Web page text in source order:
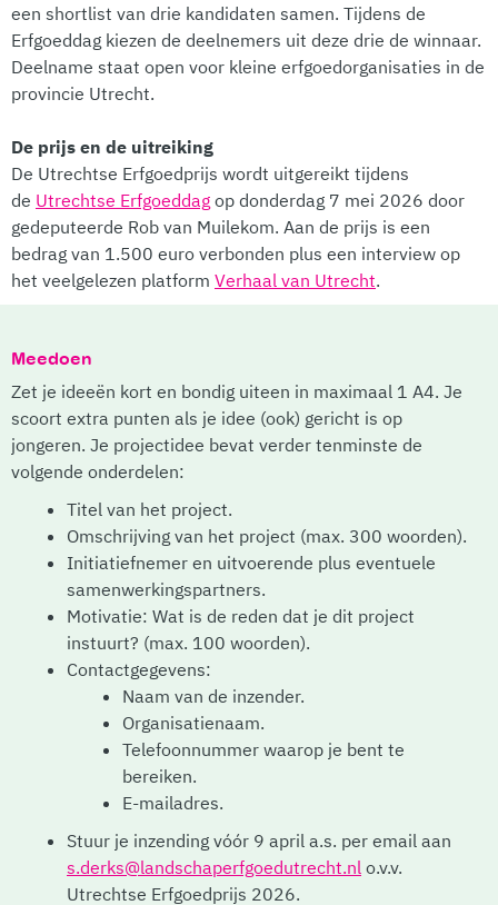
een shortlist van drie kandidaten samen. Tijdens de
Erfgoeddag kiezen de deelnemers uit deze drie de winnaar.
Deelname staat open voor kleine erfgoedorganisaties in de
provincie Utrecht.
De prijs en de uitreiking
De Utrechtse Erfgoedprijs wordt uitgereikt tijdens
de Utrechtse Erfgoeddag op donderdag 7 mei 2026 door
gedeputeerde Rob van Muilekom. Aan de prijs is een
bedrag van 1.500 euro verbonden plus een interview op
het veelgelezen platform Verhaal van Utrecht.
Meedoen
Zet je ideeën kort en bondig uiteen in maximaal 1 A4. Je
scoort extra punten als je idee (ook) gericht is op
jongeren. Je projectidee bevat verder tenminste de
volgende onderdelen:
Titel van het project.
Omschrijving van het project (max. 300 woorden).
Initiatiefnemer en uitvoerende plus eventuele
samenwerkingspartners.
Motivatie: Wat is de reden dat je dit project
instuurt? (max. 100 woorden).
Contactgegevens:
Naam van de inzender.
Organisatienaam.
Telefoonnummer waarop je bent te
bereiken.
E-mailadres.
Stuur je inzending vóór 9 april a.s. per email aan
s.derks@landschaperfgoedutrecht.nl o.v.v.
Utrechtse Erfgoedprijs 2026.